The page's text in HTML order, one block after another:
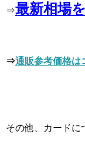
⇒最新相場
⇒通販参考価格は
その他、カードに